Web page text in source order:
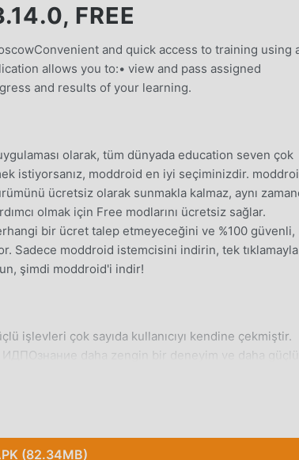
FREE
and quick access to training using
allows you to:• view and pass assigned
and results of your learning.
olarak, tüm dünyada education seven çok
istiyorsanız, moddroid en iyi seçiminizdir.
ücretsiz olarak sunmakla kalmaz, aynı
olmak için Free modlarını ücretsiz sağlar.
bir ücret talep etmeyeceğini ve %100 güvenli,
Sadece moddroid istemcisini indirin, tek tıklamayla
şimdi moddroid'i indir!
işlevleri çok sayıda kullanıcıyı kendine çekmiştir.
ИДПОзнание daha zengin bir deneyim ve daha güçlü
yeterlidir, tüm fonksiyonları kolayca
için education uygulamasını da destekler, ne
(82.34MB)